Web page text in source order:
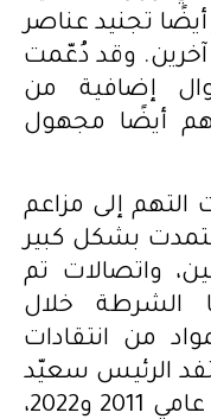
تجنيد عناصر
وقد دُعّمت
إضافية من
أيضًا مجهول
التهم إلى مزاعم
بشكل كبير
واتصالات تم
الشرطة خلال
من انتقادات
الرئيس سعيّد
ويعود تاريخها إلى الفترة بين عامي 2011 و2022،